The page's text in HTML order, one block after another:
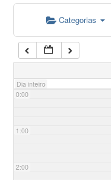
Categorias
Dia inteiro
0:00
1:00
2:00